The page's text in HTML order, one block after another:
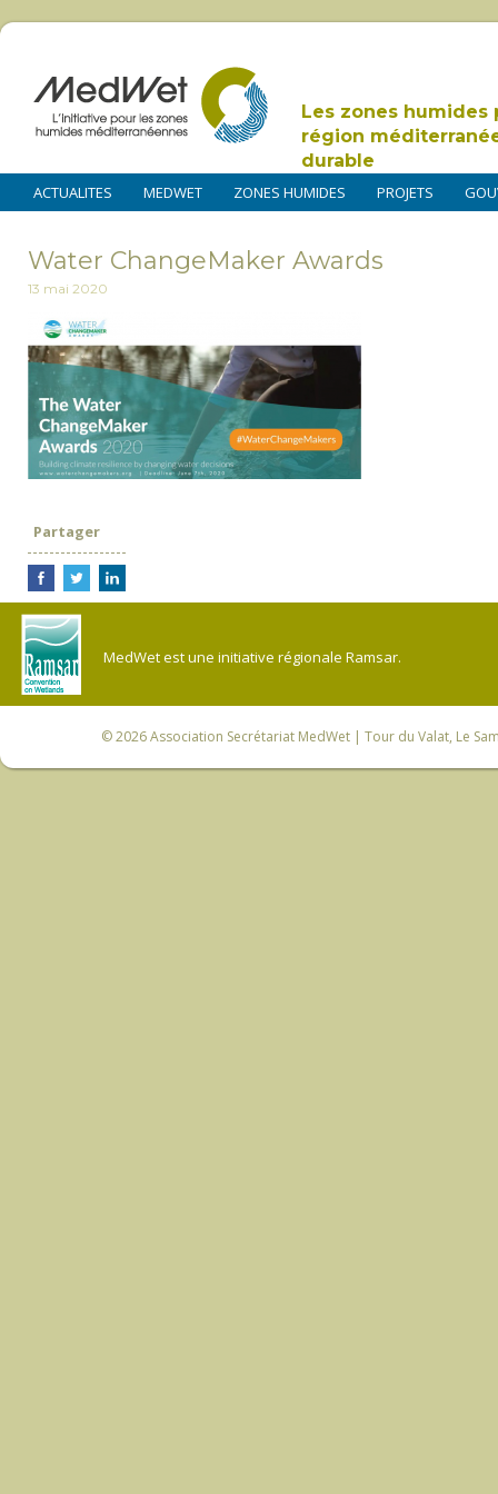
Les zones humides
région
durable
ACTUALITES MEDWET ZONES HUMIDES PROJETS
Water ChangeMaker Awards
13 mai 2020
Partager
MedWet est une initiative régionale Ramsar.
© 2026Association Secrétariat MedWet | Tour du Valat, Le